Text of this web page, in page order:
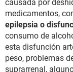
causada por
medicamentos,
epilepsia o
consumo de
esta disfunción
peso, problemas
suprarrenal,